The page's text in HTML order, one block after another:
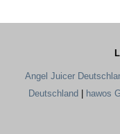
Angel Juicer
Deutschland
hawos